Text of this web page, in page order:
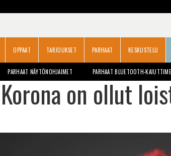
OPPAAT TARJOUKSET PARHAAT KESKUSTELU
PARHAAT NÄYTÖNOHJAIMET PARHAAT BLUETOOTH-
on ollut